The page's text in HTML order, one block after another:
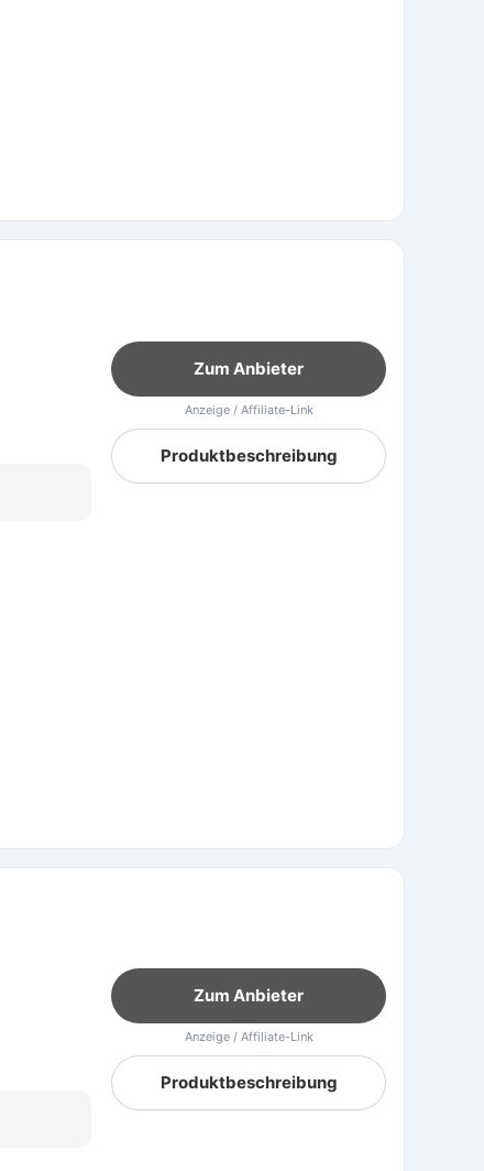
Zum Anbieter
Anzeige / Affiliate-Link
Produktbeschreibung
Zum Anbieter
Anzeige / Affiliate-Link
Produktbeschreibung